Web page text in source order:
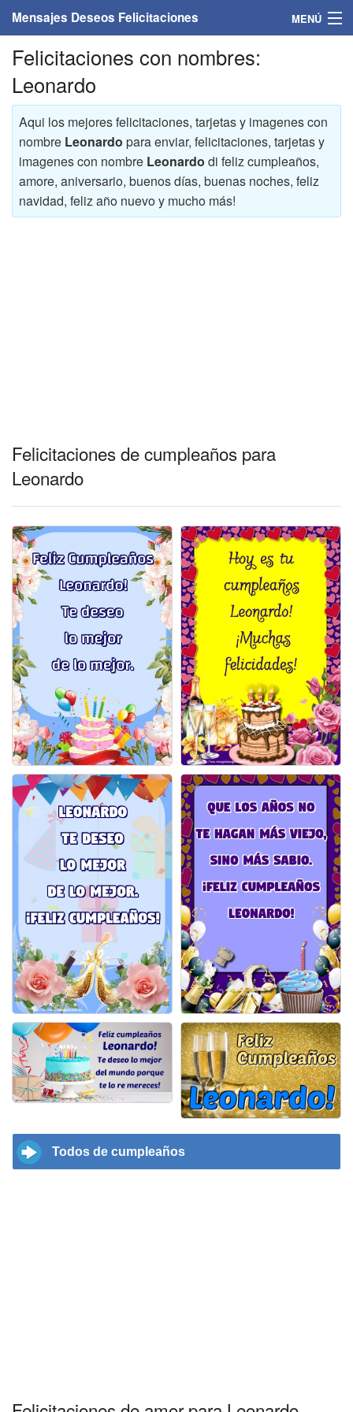
Mensajes Deseos Felicitaciones MENÚ
Home
Mensajes
Felicitaciones
Felicitaciones con nombres
Felicitaciones personalizadas
Felicitaciones con nombres:
Leonardo
Aqui los mejores felicitaciones, tarjetas y imagenes con
nombre Leonardo para enviar, felicitaciones, tarjetas y
imagenes con nombre Leonardo di feliz cumpleaños,
amore, aniversario, buenos días, buenas noches, feliz
navidad, feliz año nuevo y mucho más!
Felicitaciones de cumpleaños para
Leonardo
Todos de cumpleaños